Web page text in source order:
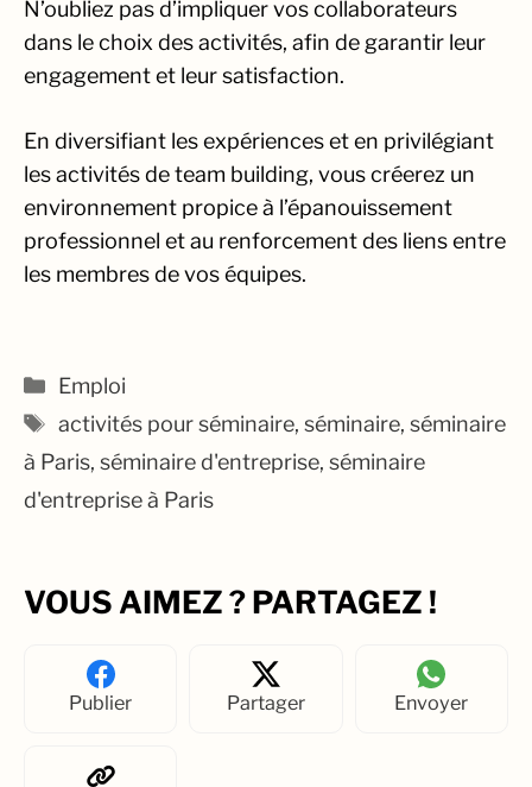
N’oubliez pas d’impliquer vos collaborateurs
dans le choix des activités, afin de garantir leur
engagement et leur satisfaction.
En diversifiant les expériences et en privilégiant
les activités de team building, vous créerez un
environnement propice à l’épanouissement
professionnel et au renforcement des liens entre
les membres de vos équipes.
Catégories
Emploi
Étiquettes
activités pour séminaire, séminaire, séminaire
à Paris, séminaire d'entreprise, séminaire
d'entreprise à Paris
VOUS AIMEZ ? PARTAGEZ !
Publier Partager Envoyer